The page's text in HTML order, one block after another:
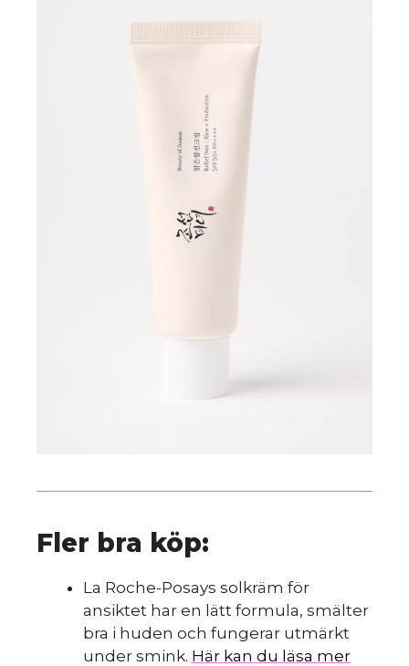
Fler bra köp:
La Roche-Posays solkräm för
ansiktet har en lätt formula, smälter
bra i huden och fungerar utmärkt
under smink. Här kan du läsa mer